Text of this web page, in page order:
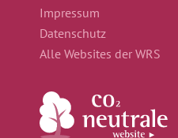
Impressum
Datenschutz
Alle Websites der WRS